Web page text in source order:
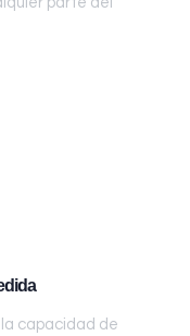
capacidad de